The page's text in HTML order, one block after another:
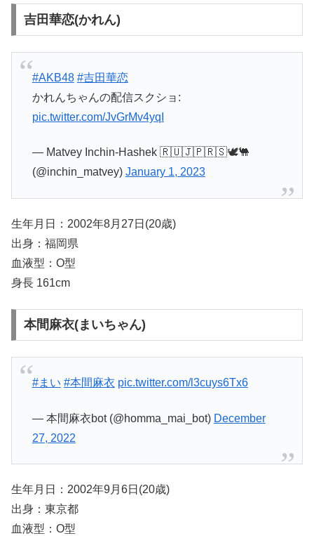
吉田華恋(かれん)
#AKB48 #吉田華恋
かれんちゃんの配信スクショ:
pic.twitter.com/JvGrMv4yqI
— Matvey Inchin-Hashek 🇷🇺🇯🇵🇷🇸🕊️🐫
(@inchin_matvey) January 1, 2023
生年月日：2002年8月27日(20歳)
出身：福岡県
血液型：O型
身長 161cm
本間麻衣(まいちゃん)
#まい #本間麻衣 pic.twitter.com/l3cuys6Tx6
— 本間麻衣bot (@homma_mai_bot) December
27, 2022
生年月日：2002年9月6日(20歳)
出身：東京都
血液型：O型